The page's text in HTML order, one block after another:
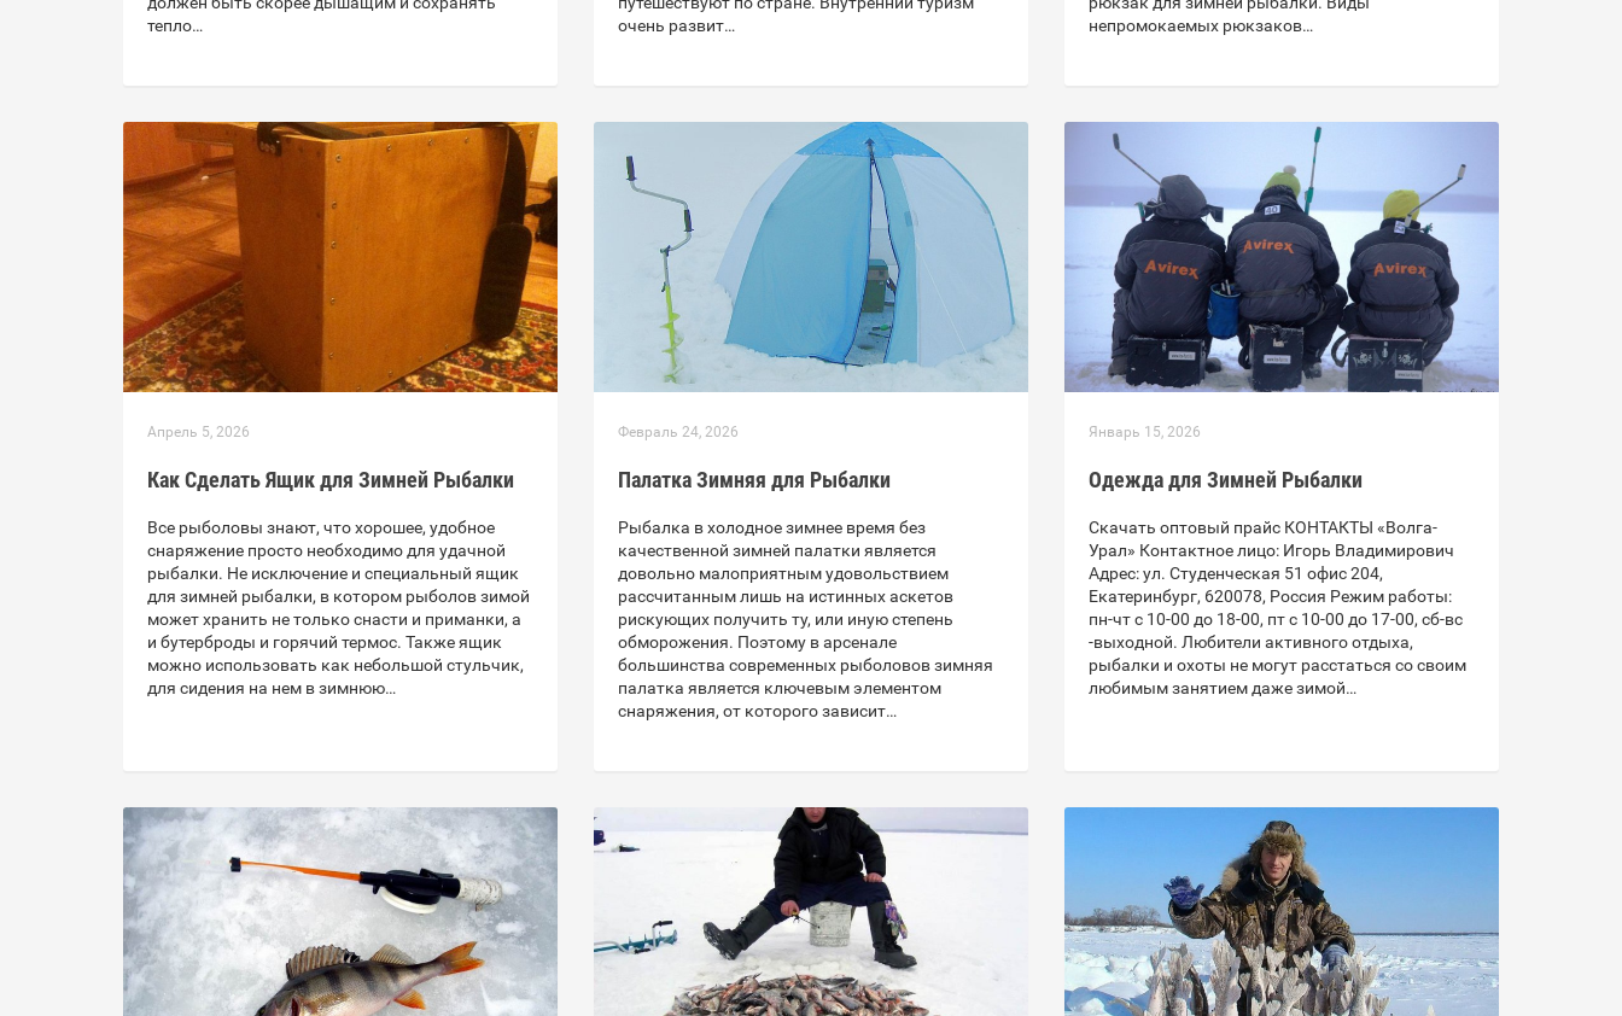
тепло…
очень развит…
непромокаемых рюкзаков…
Апрель 5, 2026
Как Сделать Ящик для Зимней Рыбалки
Все рыболовы знают, что хорошее, удобное
снаряжение просто необходимо для удачной
рыбалки. Не исключение и специальный ящик
для зимней рыбалки, в котором рыболов зимой
может хранить не только снасти и приманки, а
и бутерброды и горячий термос. Также ящик
можно использовать как небольшой стульчик,
для сидения на нем в зимнюю…
Февраль 24, 2026
Палатка Зимняя для Рыбалки
Рыбалка в холодное зимнее время без
качественной зимней палатки является
довольно малоприятным удовольствием
рассчитанным лишь на истинных аскетов
рискующих получить ту, или иную степень
обморожения. Поэтому в арсенале
большинства современных рыболовов зимняя
палатка является ключевым элементом
снаряжения, от которого зависит…
Январь 15, 2026
Одежда для Зимней Рыбалки
Скачать оптовый прайс КОНТАКТЫ «Волга-
Урал» Контактное лицо: Игорь Владимирович
Адрес: ул. Студенческая 51 офис 204,
Екатеринбург, 620078, Россия Режим работы:
пн-чт с 10-00 до 18-00, пт с 10-00 до 17-00, сб-вс
-выходной. Любители активного отдыха,
рыбалки и охоты не могут расстаться со своим
любимым занятием даже зимой…